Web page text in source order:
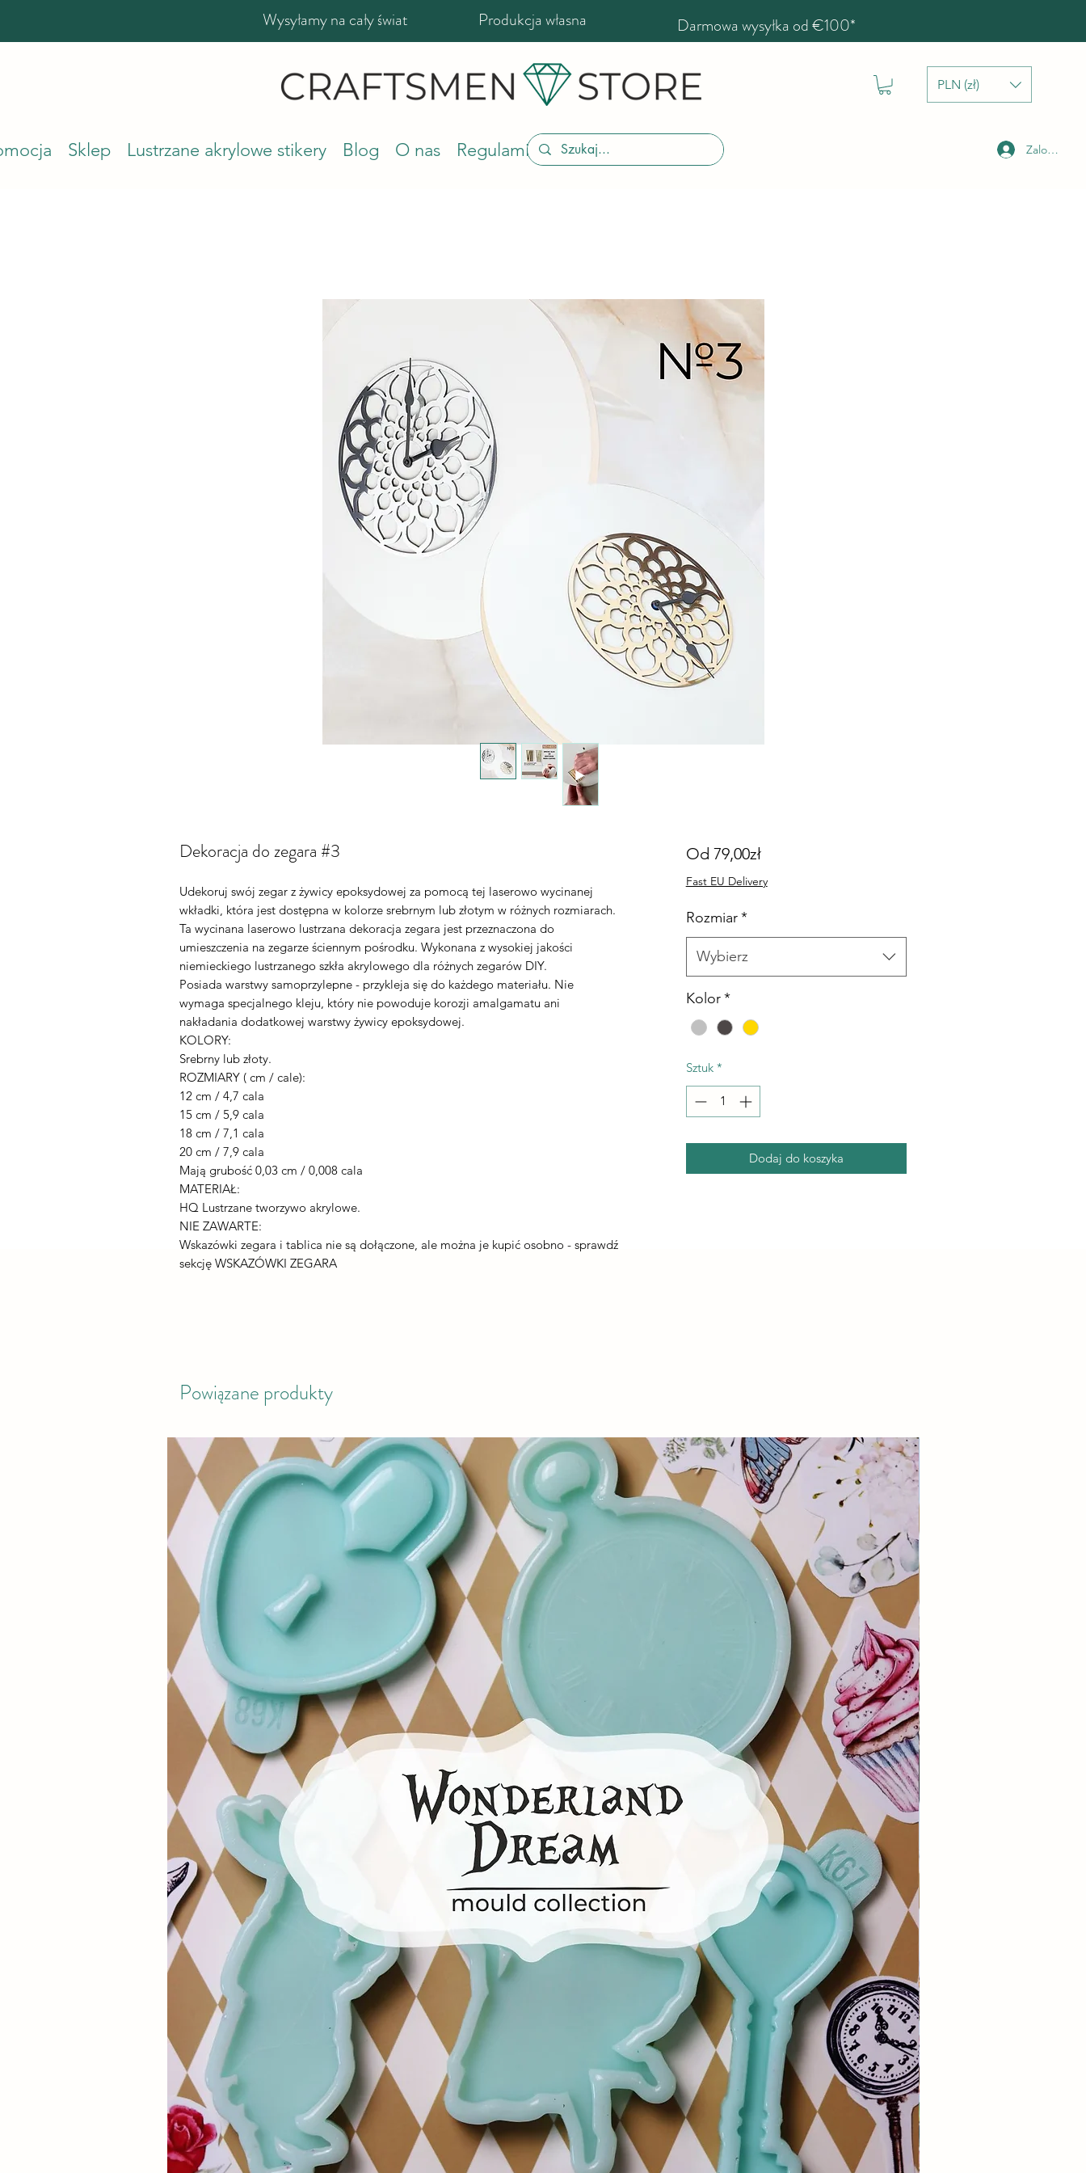
Wysyłamy na cały świat Produkcja własna Darmowa wysyłka od €100*
PLN (zł)
Sklep Lustrzane akrylowe stikery Blog O nas Regulamin sklepu Zaloguj się
Dekoracja do zegara #3
Udekoruj swój zegar z żywicy epoksydowej za pomocą tej laserowo wycinanej
wkładki, która jest dostępna w kolorze srebrnym lub złotym w różnych rozmiarach.
Ta wycinana laserowo lustrzana dekoracja zegara jest przeznaczona do
umieszczenia na zegarze ściennym pośrodku. Wykonana z wysokiej jakości
niemieckiego lustrzanego szkła akrylowego dla różnych zegarów DIY.
Posiada warstwy samoprzylepne - przykleja się do każdego materiału. Nie
wymaga specjalnego kleju, który nie powoduje korozji amalgamatu ani
nakładania dodatkowej warstwy żywicy epoksydowej.
KOLORY:
Srebrny lub złoty.
ROZMIARY ( cm / cale):
12 cm / 4,7 cala
15 cm / 5,9 cala
18 cm / 7,1 cala
20 cm / 7,9 cala
Mają grubość 0,03 cm / 0,008 cala
MATERIAŁ:
HQ Lustrzane tworzywo akrylowe.
NIE ZAWARTE:
Wskazówki zegara i tablica nie są dołączone, ale można je kupić osobno - sprawdź
sekcję WSKAZÓWKI ZEGARA
Od 79,00złCena
Rabatowa
Fast EU Delivery
Rozmiar*
Wybierz
Kolor*
Sztuk *
Dodaj do koszyka
Powiązane produkty